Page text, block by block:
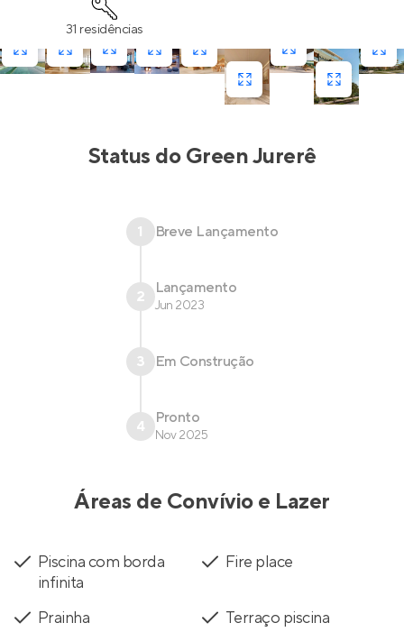
31 residências
Status doGreen Jurerê
1 Breve Lançamento
2 Lançamento
Jun 2023
3 Em Construção
4 Pronto
Nov 2025
Áreas de Convívio e Lazer
Piscina com borda
infinita
Fire place
Prainha Terraço piscina